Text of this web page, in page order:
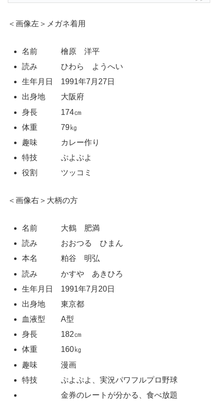
＜画像左＞メガネ着用
名前 檜原 洋平
読み ひわら ようへい
生年月日 1991年7月27日
出身地 大阪府
身長 174㎝
体重 79㎏
趣味 カレー作り
特技 ぷよぷよ
役割 ツッコミ
＜画像右＞大柄の方
名前 大鶴 肥満
読み おおつる ひまん
本名 粕谷 明弘
読み かすや あきひろ
生年月日 1991年7月20日
出身地 東京都
血液型 A型
身長 182㎝
体重 160㎏
趣味 漫画
特技 ぷよぷよ、実況パワフルプロ野球
金券のレートが分かる、食べ放題